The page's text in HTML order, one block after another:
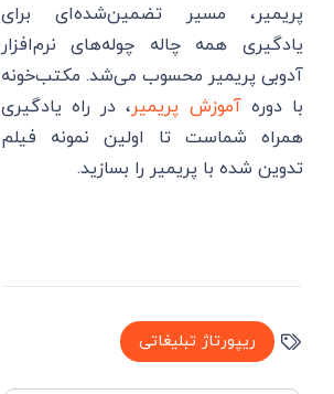
پریمیر، مسیر تضمین‌شده‌ای برای
یادگیری همه چاله چوله‌های نرم‌افزار
آدوبی پریمیر محسوب می‌شد. مکتب‌‌خونه
با دورهآموزش پریمیر، در راه یادگیری
همراه شماست تا اولین نمونه فیلم
تدوین شده با پریمیر را بسازید.
ریپورتاژ تبلیغاتی